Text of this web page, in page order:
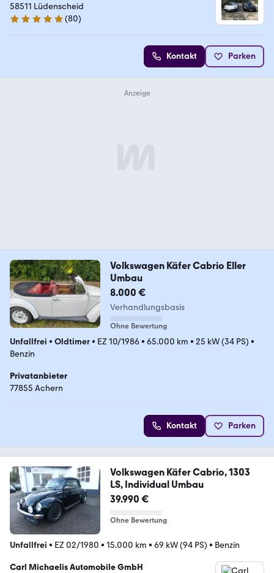
58511 Lüdenscheid
5 Sterne
(80)
Kontakt Parken
Volkswagen Käfer Cabrio Eller
Umbau
8.000 €
Verhandlungsbasis
Ohne Bewertung
Unfallfrei • Oldtimer• EZ 10/1986• 65.000 km • 25 kW (34 PS) •
Benzin
Privatanbieter
77855 Achern
Kontakt Parken
Volkswagen Käfer Cabrio, 1303
LS, Individual Umbau
39.990 €
Ohne Bewertung
Unfallfrei • EZ 02/1980 • 15.000 km • 69 kW (94 PS) • Benzin
Carl Michaelis Automobile GmbH